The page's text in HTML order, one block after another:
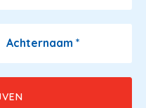
Achternaam *